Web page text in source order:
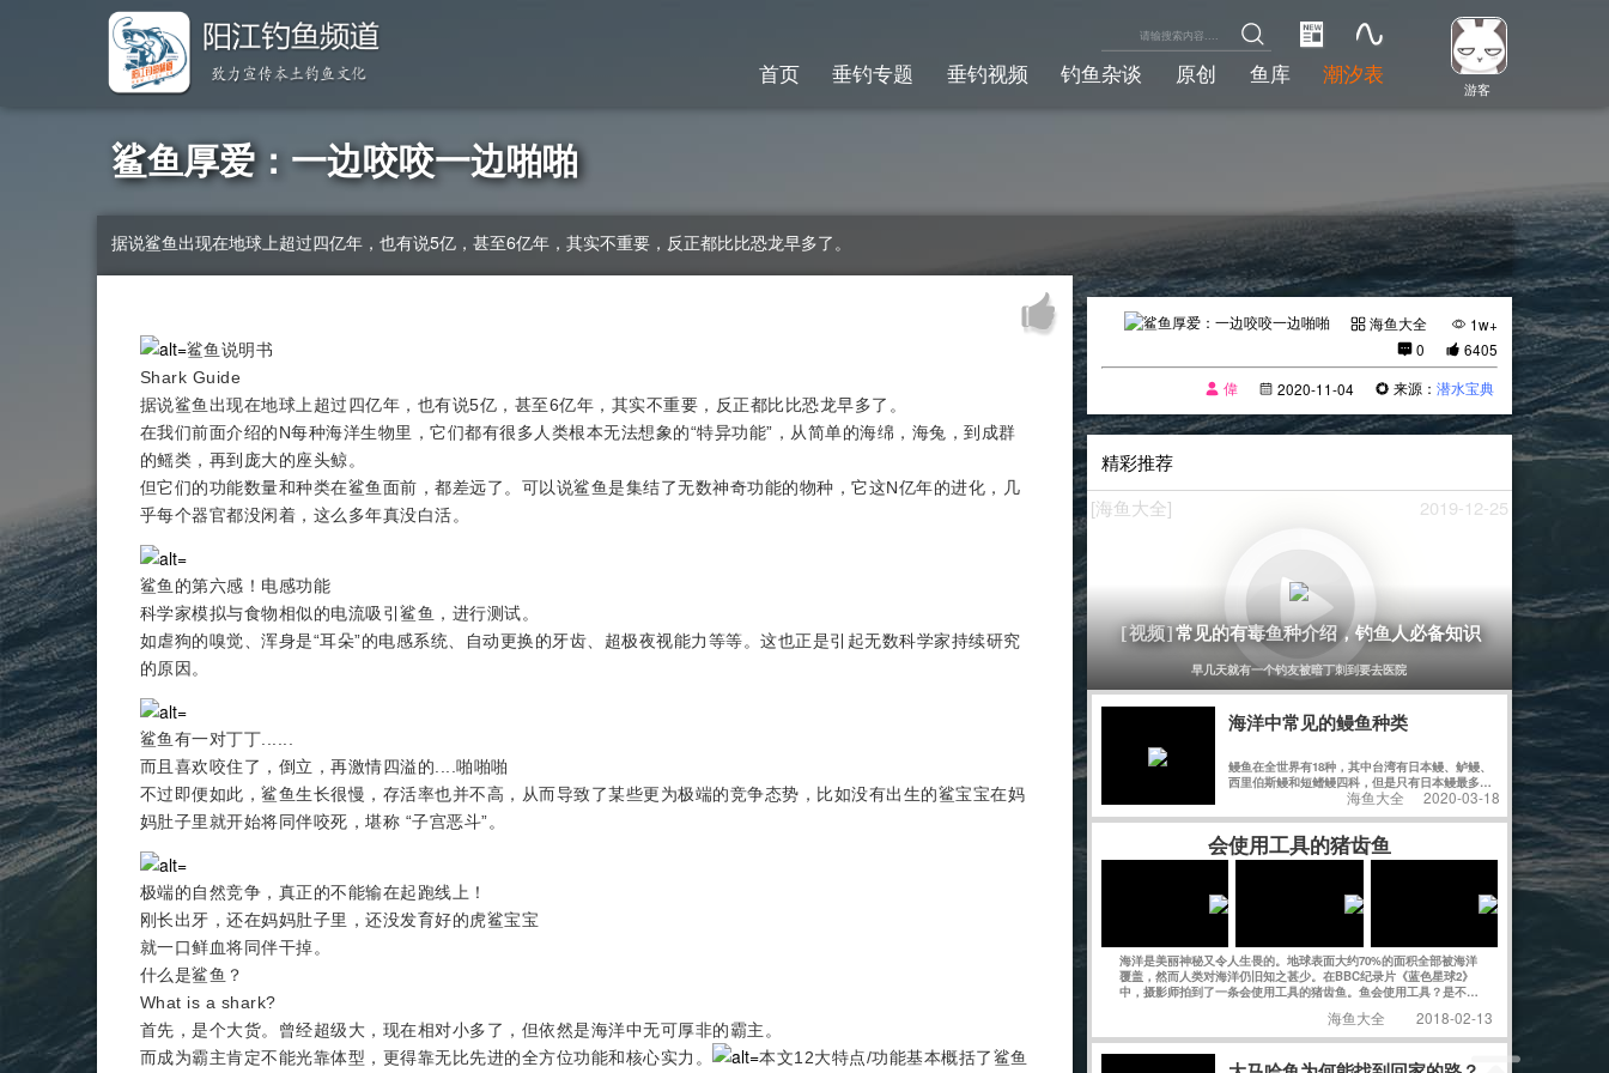
游客
首页 垂钓专题 垂钓视频 钓鱼杂谈 原创 鱼库 潮汐表
鲨鱼厚爱：一边咬咬一边啪啪
据说鲨鱼出现在地球上超过四亿年，也有说5亿，甚至6亿年，其实不重要，反正都比比恐龙早多了。
鲨鱼说明书
Shark Guide
据说鲨鱼出现在地球上超过四亿年，也有说5亿，甚至6亿年，其实不重要，反正都比比恐龙早多了。
在我们前面介绍的N每种海洋生物里，它们都有很多人类根本无法想象的“特异功能”，从简单的海绵，海兔，到成群
的鳐类，再到庞大的座头鲸。
但它们的功能数量和种类在鲨鱼面前，都差远了。可以说鲨鱼是集结了无数神奇功能的物种，它这N亿年的进化，几
乎每个器官都没闲着，这么多年真没白活。
鲨鱼的第六感！电感功能
科学家模拟与食物相似的电流吸引鲨鱼，进行测试。
如虐狗的嗅觉、浑身是“耳朵”的电感系统、自动更换的牙齿、超极夜视能力等等。这也正是引起无数科学家持续研究
的原因。
鲨鱼有一对丁丁......
而且喜欢咬住了，倒立，再激情四溢的....啪啪啪
不过即便如此，鲨鱼生长很慢，存活率也并不高，从而导致了某些更为极端的竞争态势，比如没有出生的鲨宝宝在妈
妈肚子里就开始将同伴咬死，堪称 “子宫恶斗”。
极端的自然竞争，真正的不能输在起跑线上！
刚长出牙，还在妈妈肚子里，还没发育好的虎鲨宝宝
就一口鲜血将同伴干掉。
什么是鲨鱼？
What is a shark?
首先，是个大货。曾经超级大，现在相对小多了，但依然是海洋中无可厚非的霸主。
而成为霸主肯定不能光靠体型，更得靠无比先进的全方位功能和核心实力。
本文12大特点/功能基本概括了鲨鱼
海鱼大全
1w+
0
6405
偉
2020-11-04 来源：潜水宝典
精彩推荐
[海鱼大全]
2019-12-25
[视频]常见的有毒鱼种介绍，钓鱼人必备知识
早几天就有一个钓友被暗丁刺到要去医院
海洋中常见的鳗鱼种类
鳗鱼在全世界有18种，其中台湾有日本鳗、鲈鳗、
西里伯斯鳗和短鳍鳗四科，但是只有日本鳗最多，
海鱼大全 2020-03-18
会使用工具的猪齿鱼
海洋是美丽神秘又令人生畏的。地球表面大约70%的面积全部被海洋
覆盖，然而人类对海洋仍旧知之甚少。在BBC纪录片《蓝色星球2》
中，摄影师拍到了一条会使用工具的猪齿鱼。鱼会使用工具？是不是
海鱼大全 2018-02-13